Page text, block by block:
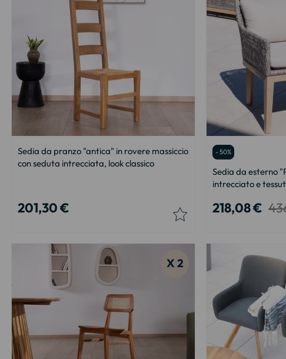
Sedia da pranzo "antica" in rovere massiccio
con seduta intrecciata, look classico
201,30 €
- 50%
Sedia da esterno
intrecciato e
218,08 €
X 2